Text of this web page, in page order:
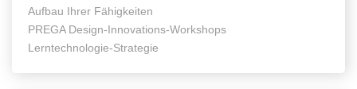
Aufbau Ihrer Fähigkeiten
PREGA Design-Innovations-Workshops
Lerntechnologie-Strategie